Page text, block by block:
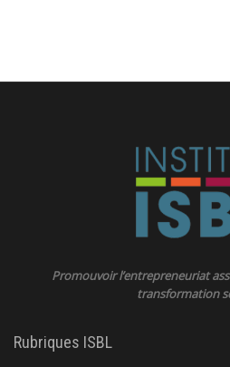
Promouvoir l’entrepreneuriat
transformation
Rubriques ISBL